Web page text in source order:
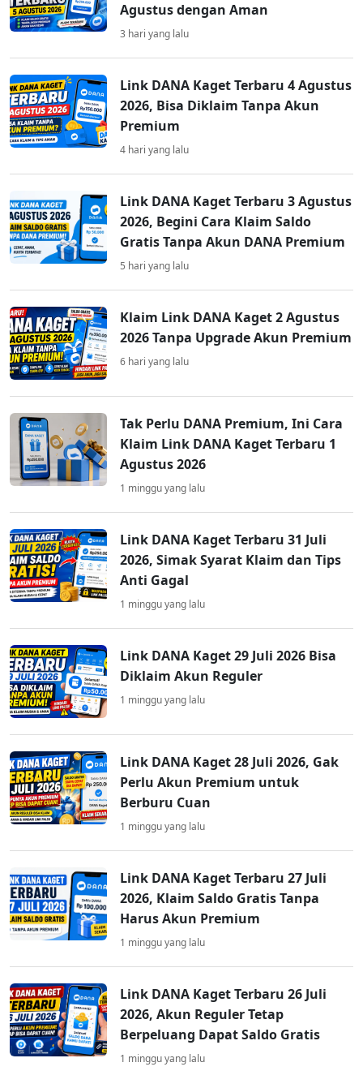
Agustus dengan Aman
3 hari yang lalu
Link DANA Kaget Terbaru 4 Agustus
2026, Bisa Diklaim Tanpa Akun
Premium
4 hari yang lalu
Link DANA Kaget Terbaru 3 Agustus
2026, Begini Cara Klaim Saldo
Gratis Tanpa Akun DANA Premium
5 hari yang lalu
Klaim Link DANA Kaget 2 Agustus
2026 Tanpa Upgrade Akun Premium
6 hari yang lalu
Tak Perlu DANA Premium, Ini Cara
Klaim Link DANA Kaget Terbaru 1
Agustus 2026
1 minggu yang lalu
Link DANA Kaget Terbaru 31 Juli
2026, Simak Syarat Klaim dan Tips
Anti Gagal
1 minggu yang lalu
Link DANA Kaget 29 Juli 2026 Bisa
Diklaim Akun Reguler
1 minggu yang lalu
Link DANA Kaget 28 Juli 2026, Gak
Perlu Akun Premium untuk
Berburu Cuan
1 minggu yang lalu
Link DANA Kaget Terbaru 27 Juli
2026, Klaim Saldo Gratis Tanpa
Harus Akun Premium
1 minggu yang lalu
Link DANA Kaget Terbaru 26 Juli
2026, Akun Reguler Tetap
Berpeluang Dapat Saldo Gratis
1 minggu yang lalu